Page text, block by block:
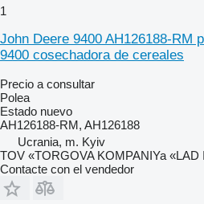
1
John Deere 9400 AH126188-RM
9400 cosechadora de cereales
Precio a consultar
Polea
Estado nuevo
AH126188-RM, AH126188
Ucrania, m. Kyiv
TOV «TORGOVA KOMPANIYa «LAD
Contacte con el vendedor